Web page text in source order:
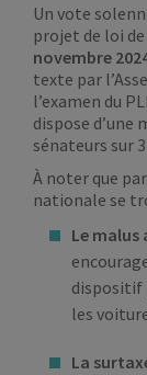
Un vote
projet de loi
novembre
texte par
l’examen du
dispose d’une
sénateurs sur
À noter que
nationale se
Le
dispositif
les
La